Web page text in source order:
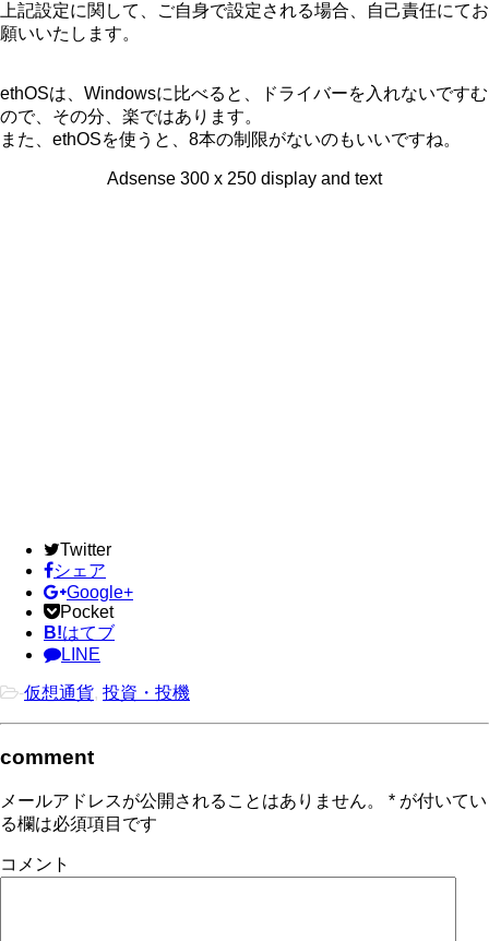
上記設定に関して、ご自身で設定される場合、自己責任にてお
願いいたします。
ethOSは、Windowsに比べると、ドライバーを入れないですむ
ので、その分、楽ではあります。
また、ethOSを使うと、8本の制限がないのもいいですね。
Adsense 300 x 250 display and text
Twitter
シェア
Google+
Pocket
B!はてブ
LINE
-仮想通貨, 投資・投機
comment
メールアドレスが公開されることはありません。 * が付いてい
る欄は必須項目です
コメント